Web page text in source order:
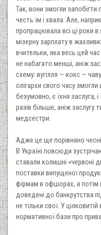
Так, вони змогли
честь їм і хвала. Але,
пропрацювала всі ці роки в
мізерну зарплату в
вчительки, яка весь цей
не набагато менші, аніж
схему: вугілля — кокс —
олігархи свого часу
безумовно, є їхня заслуга,
разів більше, аніж заслугу
медсестри.
Адже це ще порівняно
В Україні повсюди
ставали колишні «червоні
поставки випущеної
фірмам в офшорах, а потім
доведені до банкрутства
не тільки свої. У
нормативної бази про